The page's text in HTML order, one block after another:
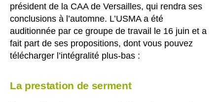
président de la CAA de Versailles, qui rendra ses
conclusions à l’automne. L’USMA a été
auditionnée par ce groupe de travail le 16 juin et a
fait part de ses propositions, dont vous pouvez
télécharger l’intégralité plus-bas :
La prestation de serment